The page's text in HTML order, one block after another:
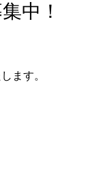
中！
ます。